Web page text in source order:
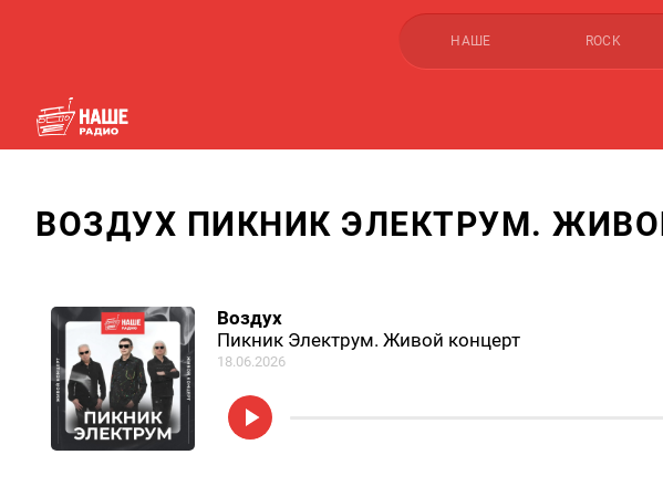
НАШЕ ROCK
ВОЗДУХ ПИКНИК ЭЛЕКТРУМ.
Воздух
Пикник Электрум. Живой концерт
18.06.2026